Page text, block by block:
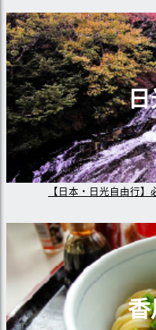
日
【日本・日光自由行】
香